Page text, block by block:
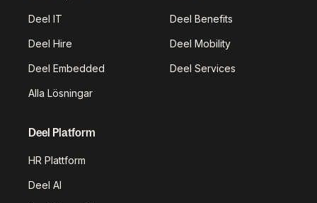
Deel IT Deel Benefits
Deel Hire Deel Mobility
Deel Embedded Deel Services
Alla Lösningar
Deel Platform
HR Plattform
Deel AI